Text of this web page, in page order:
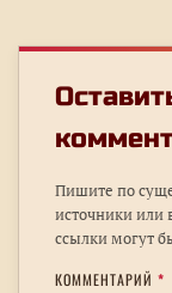
Пишите по
источники
ссылки могут
КОММЕНТАРИЙ *